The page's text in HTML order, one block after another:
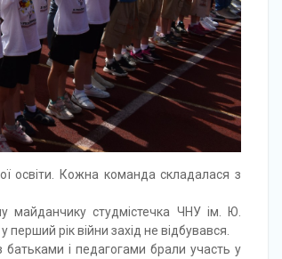
освіти. Кожна команда складалася з
майданчику студмістечка ЧНУ ім. Ю.
рік війни захід не відбувався.
і педагогами брали участь у